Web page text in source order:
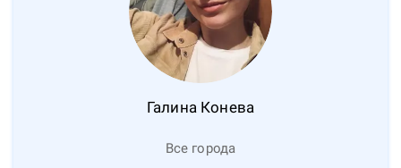
Галина Конева
Все города